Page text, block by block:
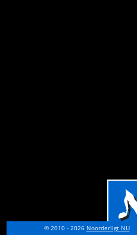
© 2010 - 2026 Noorderligt NU